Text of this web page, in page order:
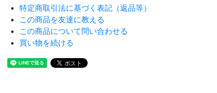
特定商取引法に基づく表記（返品等）
この商品を友達に教える
この商品について問い合わせる
買い物を続ける